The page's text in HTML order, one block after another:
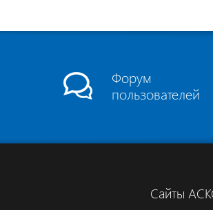
Форум
пользователей
Сайты